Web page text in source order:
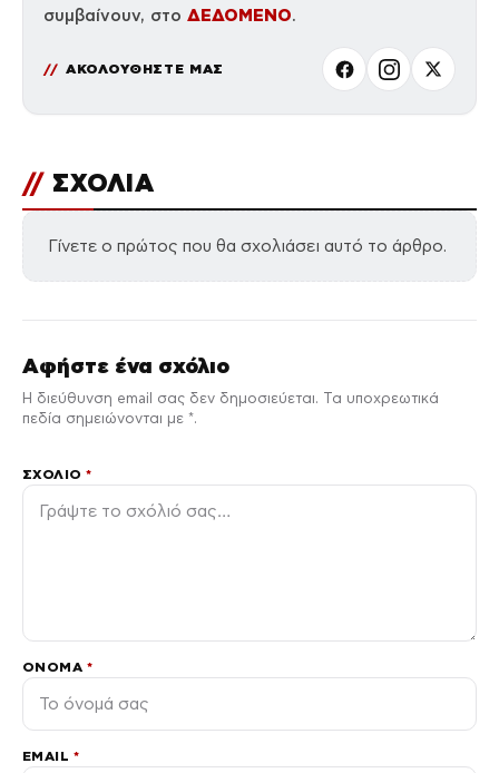
συμβαίνουν, στο ΔΕΔΟΜΕΝΟ.
ΑΚΟΛΟΥΘΗΣΤΕ ΜΑΣ
// ΣΧΟΛΙΑ
Γίνετε ο πρώτος που θα σχολιάσει αυτό το άρθρο.
Αφήστε ένα σχόλιο
Η διεύθυνση email σας δεν δημοσιεύεται. Τα υποχρεωτικά
πεδία σημειώνονται με *.
ΣΧΌΛΙΟ*
ΌΝΟΜΑ *
EMAIL *